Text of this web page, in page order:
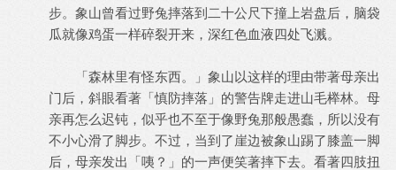
步。象山曾看过野兔摔落到二十公尺下撞上岩盘后，脑袋
瓜就像鸡蛋一样碎裂开来，深红色血液四处飞溅。
「森林里有怪东西。」象山以这样的理由带著母亲出
门后，斜眼看著「慎防摔落」的警告牌走进山毛榉林。母
亲再怎么迟钝，似乎也不至于像野兔那般愚蠢，所以没有
不小心滑了脚步。不过，当到了崖边被象山踢了膝盖一脚
后，母亲发出「咦？」的一声便笑著摔下去。看著四肢扭